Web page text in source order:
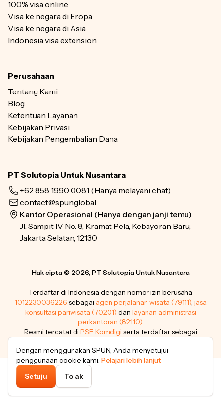
Subtotal
IDR 5.599.000
100% visa online
Visa ke negara di Eropa
Visa ke negara di Asia
Indonesia visa extension
Perusahaan
Tentang Kami
Blog
Ketentuan Layanan
Kebijakan Privasi
Kebijakan Pengembalian Dana
PT Solutopia Untuk Nusantara
+62 858 1990 0081 (Hanya melayani chat)
contact@spun.global
Kantor Operasional (Hanya dengan janji temu)
Jl. Sampit IV No. 8, Kramat Pela, Kebayoran Baru,
Jakarta Selatan, 12130
Hak cipta © 2026, PT Solutopia Untuk Nusantara
Terdaftar di Indonesia dengan nomor izin berusaha
1012230036226 sebagai agen perjalanan wisata (79111), jasa
konsultasi pariwisata (70201) dan layanan administrasi
perkantoran (82110).
Resmi tercatat di PSE Komdigi serta terdaftar sebagai
Dengan menggunakan SPUN, Anda menyetujui
penggunaan cookie kami. Pelajari lebih lanjut
Setuju
Tolak